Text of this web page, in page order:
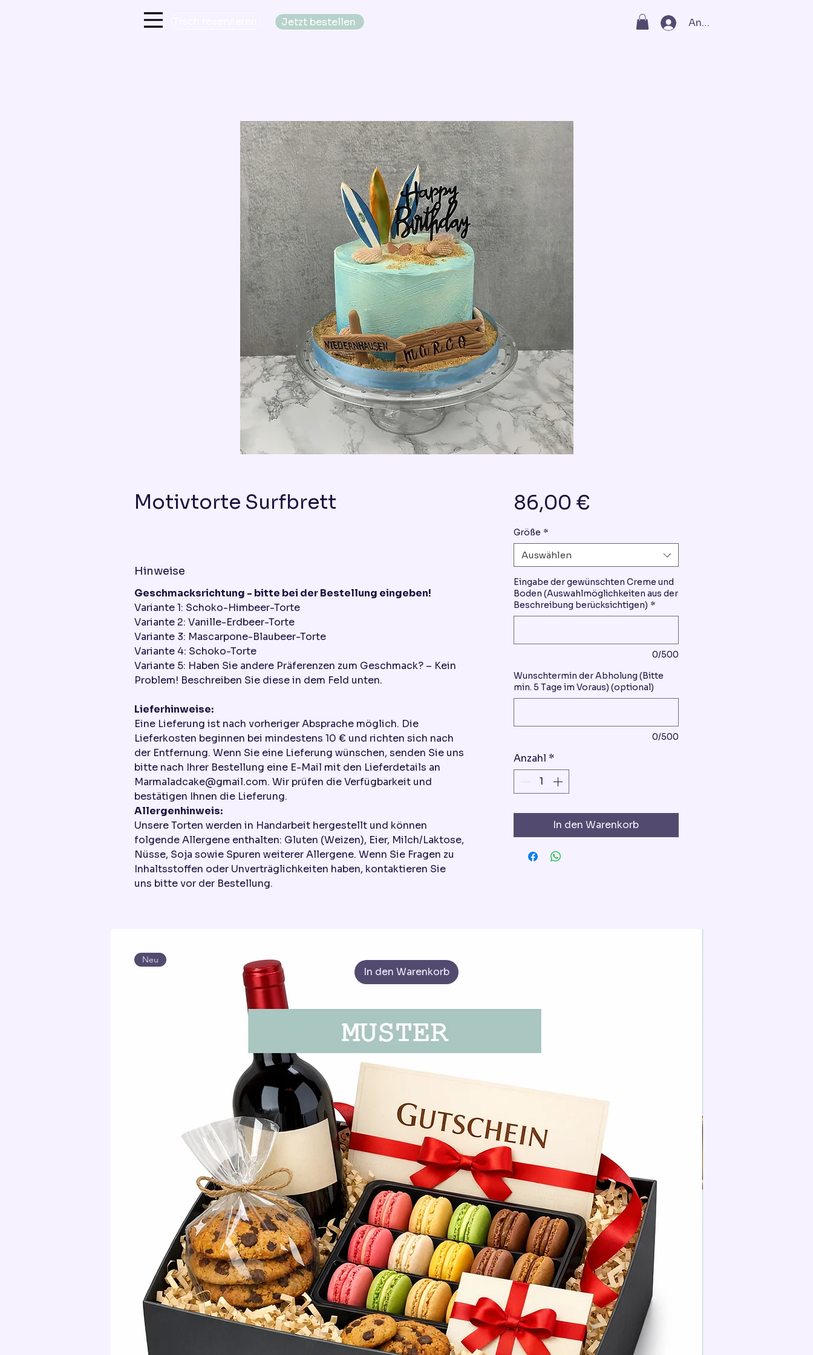
Jetzt bestellen Anmelden
Motivtorte Surfbrett
Hinweise
Geschmacksrichtung - bitte bei der Bestellung eingeben!
Variante 1: Schoko-Himbeer-Torte
Variante 2: Vanille-Erdbeer-Torte
Variante 3: Mascarpone-Blaubeer-Torte
Variante 4: Schoko-Torte
Variante 5: Haben Sie andere Präferenzen zum Geschmack? – Kein
Problem! Beschreiben Sie diese in dem Feld unten.
Lieferhinweise:
Eine Lieferung ist nach vorheriger Absprache möglich. Die
Lieferkosten beginnen bei mindestens 10 € und richten sich nach
der Entfernung. Wenn Sie eine Lieferung wünschen, senden Sie uns
bitte nach Ihrer Bestellung eine E-Mail mit den Lieferdetails an
Marmaladcake@gmail.com. Wir prüfen die Verfügbarkeit und
bestätigen Ihnen die Lieferung.
Allergenhinweis:
Unsere Torten werden in Handarbeit hergestellt und können
folgende Allergene enthalten: Gluten (Weizen), Eier, Milch/Laktose,
Nüsse, Soja sowie Spuren weiterer Allergene. Wenn Sie Fragen zu
Inhaltsstoffen oder Unverträglichkeiten haben, kontaktieren Sie
uns bitte vor der Bestellung.
86,00 €Preis
Größe *
Auswählen
Eingabe der gewünschten Creme und
Boden (Auswahlmöglichkeiten aus der
Beschreibung berücksichtigen) *
0/500
Wunschtermin der Abholung (Bitte
min. 5 Tage im Voraus) (optional)
0/500
Anzahl *
In den Warenkorb
In den Warenkorb
Neu